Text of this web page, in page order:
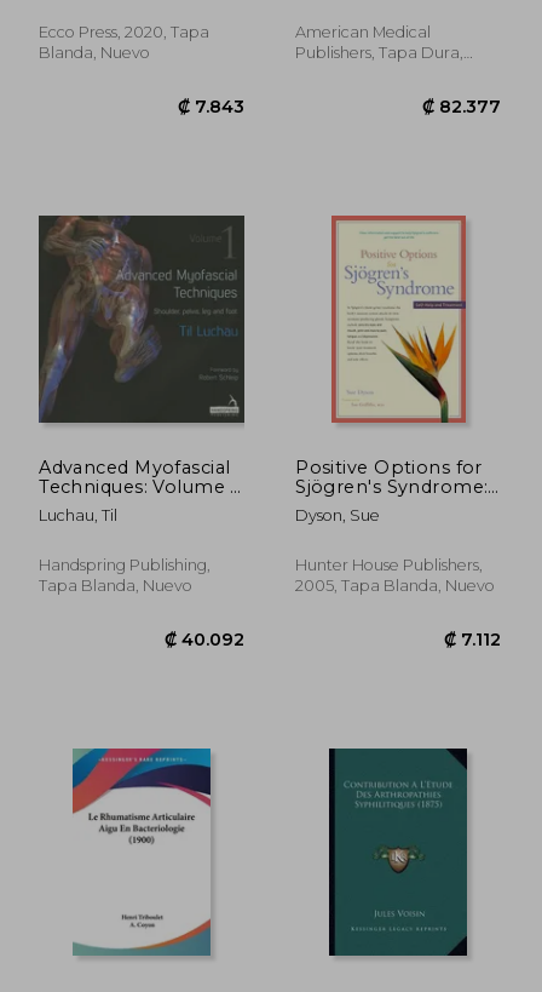
Ecco Press, 2020, Tapa
Blanda, Nuevo
American Medical
Publishers, Tapa Dura,
Advanced Myofascial
Techniques: Volume 1:
Shoulder, Pelvis, Leg
and Foot (en Inglés)
Luchau, Til
Handspring Publishing,
Tapa Blanda, Nuevo
Positive Options for
Sjögren's Syndrome:
Self-Help and
Treatment (Positive
(en Inglés)
Dyson, Sue
Hunter House Publishers,
2005, Tapa Blanda, Nuevo